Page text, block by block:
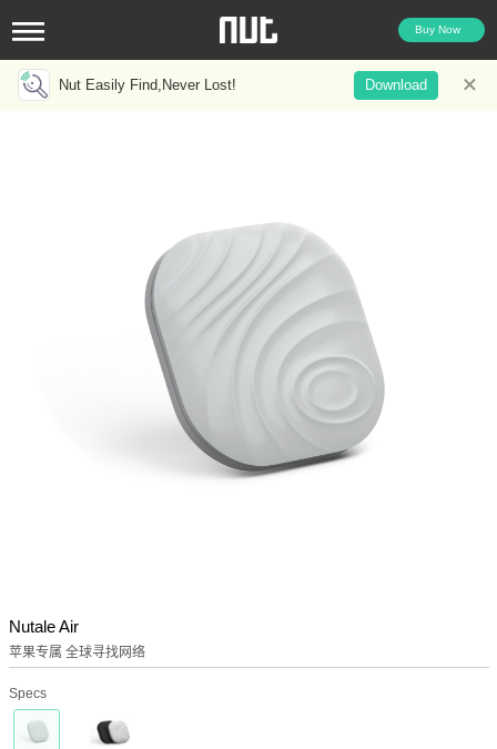
Buy Now
Nut Easily Find,Never Lost! Download
Nutale Air
苹果专属 全球寻找网络
Specs